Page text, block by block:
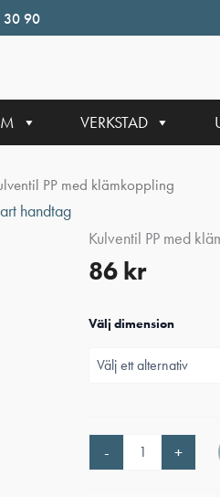
90
VERKSTAD
PP med klämkoppling
Kulventil PP med
86 kr
Välj dimension
- +